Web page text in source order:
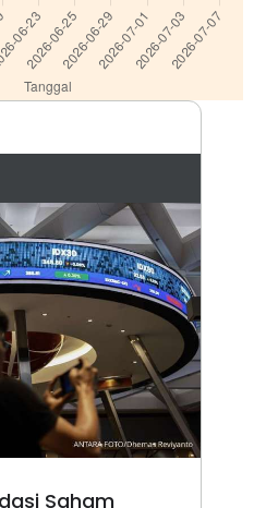
Saham